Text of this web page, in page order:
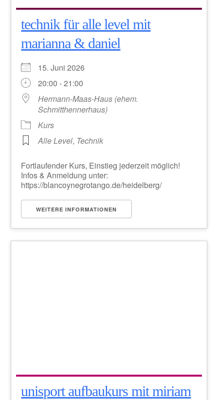
technik für alle level mit
marianna & daniel
15. Juni 2026
20:00 - 21:00
Hermann-Maas-Haus (ehem.
Schmitthennerhaus)
Kurs
Alle Level, Technik
Fortlaufender Kurs, Einstieg jederzeit möglich!
Infos & Anmeldung unter:
https://blancoynegrotango.de/heidelberg/
WEITERE INFORMATIONEN
unisport aufbaukurs mit miriam